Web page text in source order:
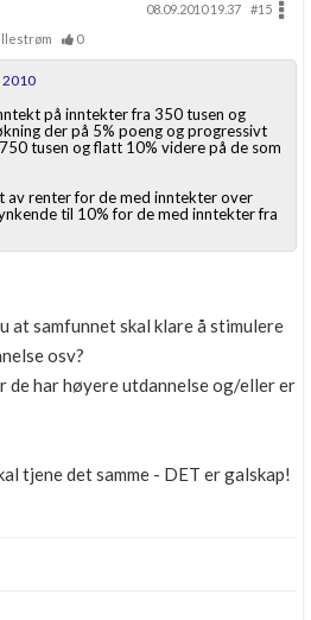
08.09.2010 19.37
#15
0
2010
på inntekter fra 350 tusen og
der på 5% poeng og progressivt
tusen og flatt 10% videre på de som
av renter for de med inntekter over
til 10% for de med inntekter fra
at samfunnet skal klare å stimulere
osv?
de har høyere utdannelse og/eller er
tjene det samme - DET er galskap!